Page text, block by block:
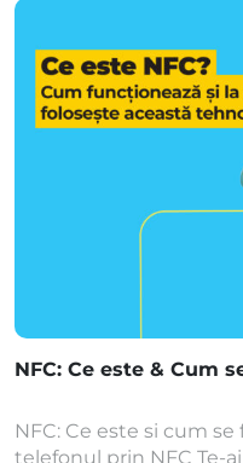
„share location”, cum
această […]
NFC: Ce este & Cum
NFC: Ce este si cum
telefonul prin NFC Te-